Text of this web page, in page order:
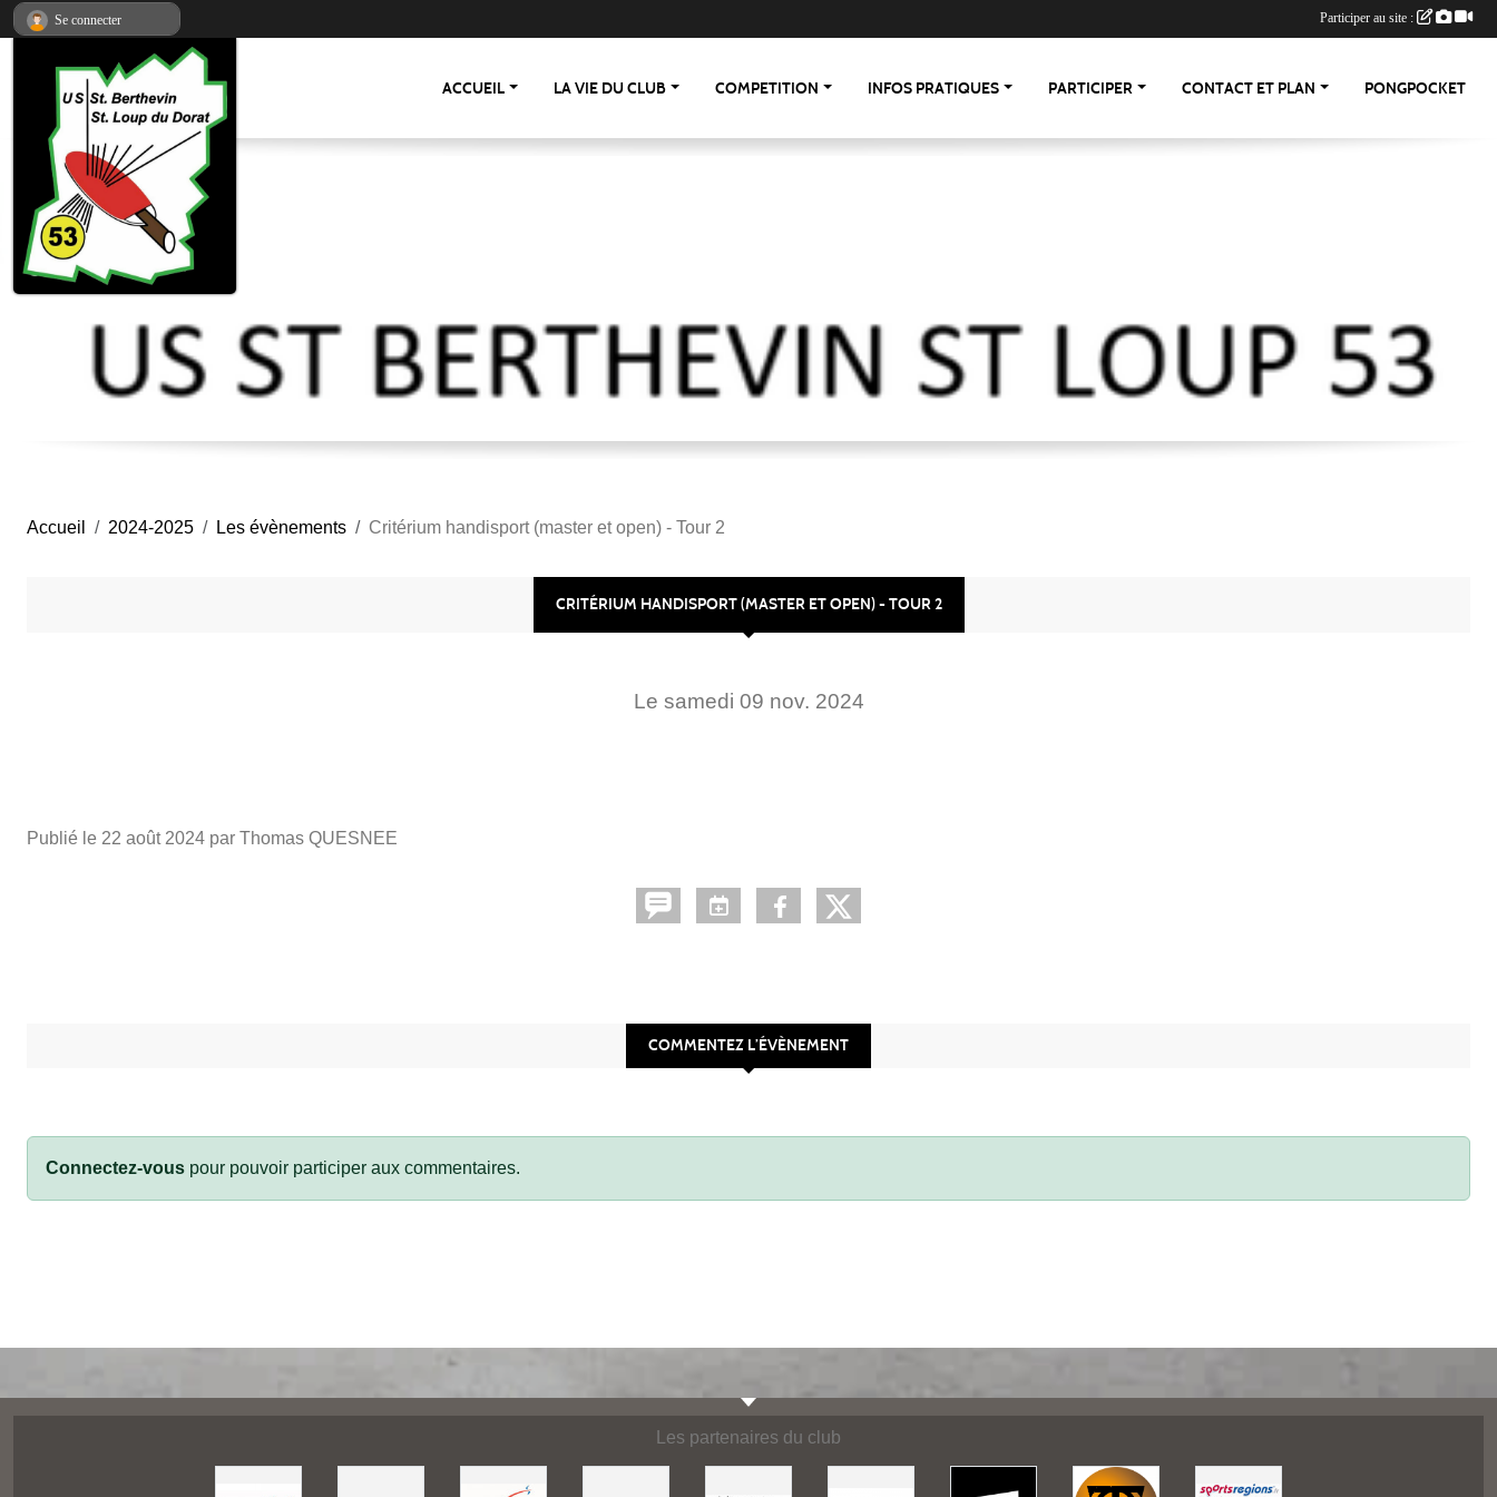
ACCUEIL LA VIE DU CLUB COMPETITION INFOS PRATIQUES PARTICIPER CONTACT ET PLAN PONGPOCKET
Accueil 2024-2025 Les évènements Critérium handisport (master et open) - Tour 2
CRITÉRIUM HANDISPORT (MASTER ET OPEN) - TOUR 2
Le samedi 09 nov. 2024
Publié le 22 août 2024 par Thomas QUESNEE
COMMENTEZ L’ÉVÈNEMENT
Connectez-vous pour pouvoir participer aux commentaires.
Les partenaires du club
Se connecter Participer au site :
Panneau de gestion des cookies